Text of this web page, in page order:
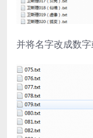
并将名字改成数